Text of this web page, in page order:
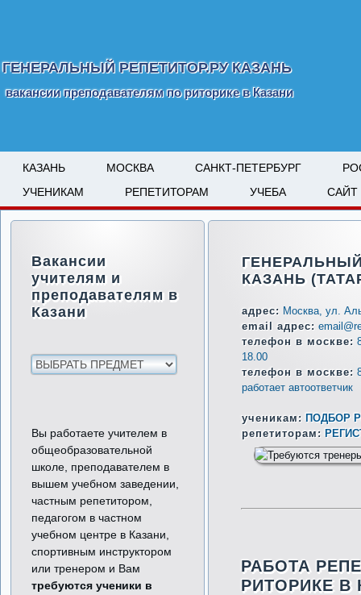
ГЕНЕРАЛЬНЫЙ РЕПЕТИТОР.РУ КАЗАНЬ
вакансии преподавателям по риторике в Казани
КАЗАНЬ МОСКВА САНКТ-ПЕТЕРБУРГ
УЧЕНИКАМ
РЕПЕТИТОРАМ УЧЕБА САЙТ
Вакансии
учителям и
преподавателям в
Казани
Вы работаете учителем в
общеобразовательной
школе, преподавателем в
вышем учебном заведении,
частным репетитором,
педагогом в частном
учебном центре в Казани,
спортивным инструктором
или тренером и Вам
требуются ученики в
КАЗАНЬ
адрес: Москва, ул.
email адрес:
телефон в москве:
18.00
телефон в москве:
работает автоответчик
ученикам: ПОДБОР
репетиторам:
РАБОТА
РИТОРИКЕ В